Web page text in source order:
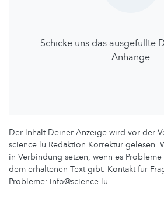
Schicke uns das ausgefüllte
Anhänge
Der lnhalt Deiner Anzeige wird vor der
science.lu Redaktion Korrektur gelesen.
in Verbindung setzen, wenn es
dem erhaltenen Text gibt. Kontakt für
Probleme: info@science.lu